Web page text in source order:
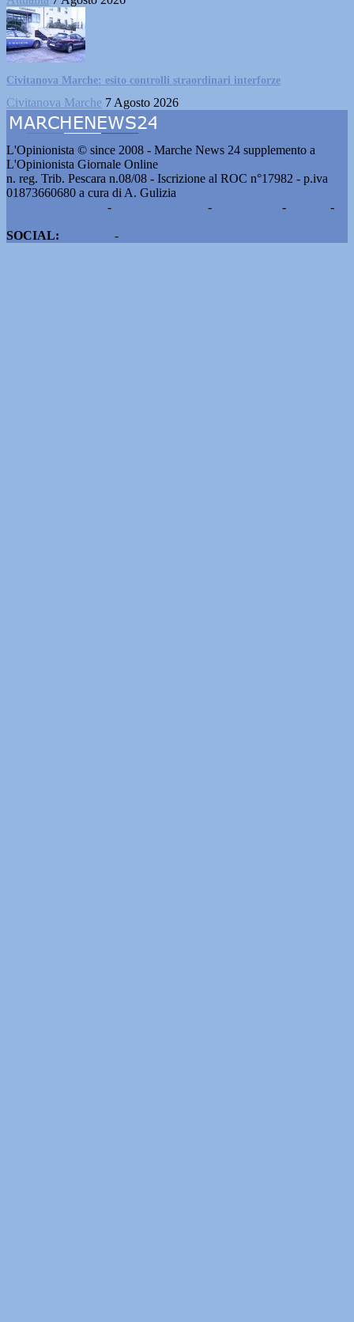
Civitanova Marche: esito controlli straordinari interforze
Civitanova Marche 7 Agosto 2026
L'Opinionista © since 2008 - Marche News 24 supplemento a
L'Opinionista Giornale Online
n. reg. Trib. Pescara n.08/08 - Iscrizione al ROC n°17982 - p.iva
01873660680 a cura di A. Gulizia
- - -
-
SOCIAL:
-